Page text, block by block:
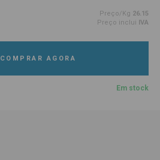
Preço/Kg 26.15
Preço inclui IVA
COMPRAR AGORA
Em stock